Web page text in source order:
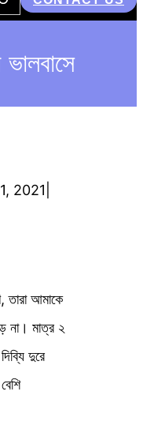
2021
তারা আমাকে
না। মাত্র ২
দুরে